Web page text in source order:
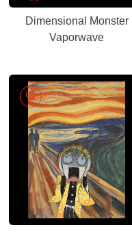
Dimensional Monster
Vaporwave